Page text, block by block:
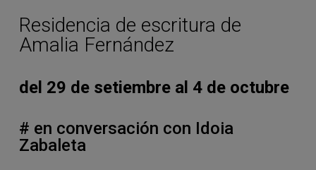
Residencia de escritura de
Amalia Fernández
del 29 de setiembre al 4 de octubre
# en conversación con Idoia
Zabaleta